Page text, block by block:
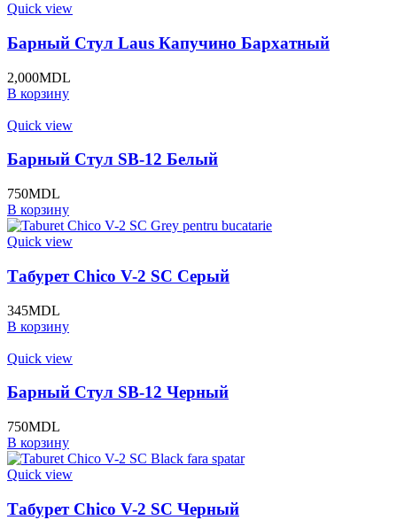
Quick view
Барный Стул Laus Капучино Бархатный
2,000MDL
В корзину
Quick view
Барный Стул SB-12 Белый
750MDL
В корзину
Quick view
Табурет Chico V-2 SC Серый
345MDL
В корзину
Quick view
Барный Стул SB-12 Черный
750MDL
В корзину
Quick view
Табурет Chico V-2 SC Черный